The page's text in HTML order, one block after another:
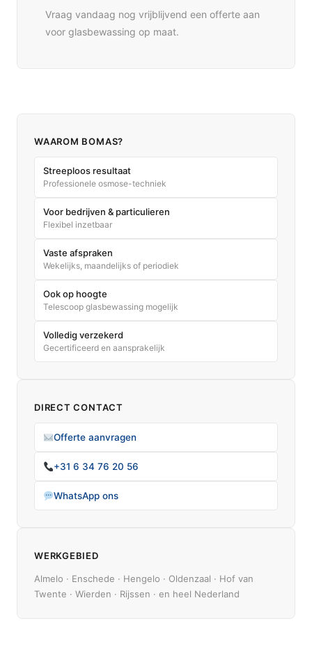
Vraag vandaag nog vrijblijvend een offerte aan
voor glasbewassing op maat.
WAAROM BOMAS?
Streeploos resultaat
Professionele osmose-techniek
Voor bedrijven & particulieren
Flexibel inzetbaar
Vaste afspraken
Wekelijks, maandelijks of periodiek
Ook op hoogte
Telescoop glasbewassing mogelijk
Volledig verzekerd
Gecertificeerd en aansprakelijk
DIRECT CONTACT
Offerte aanvragen
+31 6 34 76 20 56
WhatsApp ons
WERKGEBIED
Almelo · Enschede · Hengelo · Oldenzaal · Hof van
Twente · Wierden · Rijssen · en heel Nederland